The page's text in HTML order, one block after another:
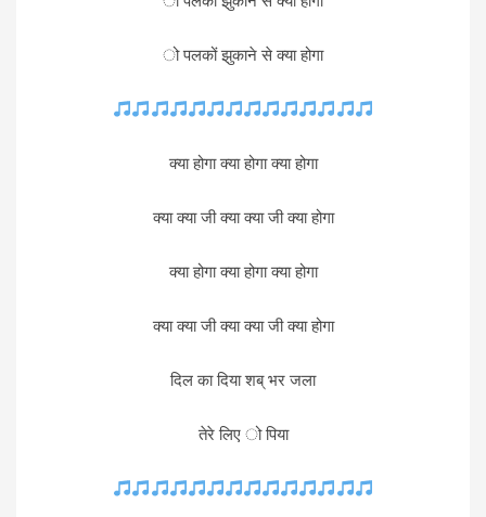
ो पलकों झुकाने से क्या होगा
क्या होगा क्या होगा क्या होगा
क्या क्या जी क्या क्या जी क्या होगा
क्या होगा क्या होगा क्या होगा
क्या क्या जी क्या क्या जी क्या होगा
दिल का दिया शब् भर जला
तेरे लिए ो पिया